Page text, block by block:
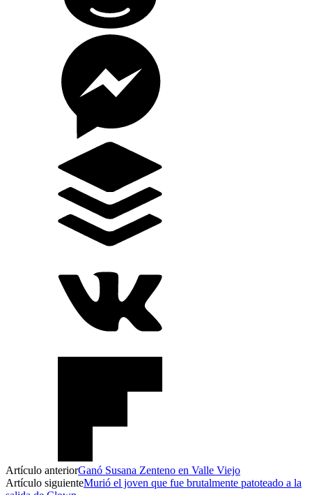
Artículo anteriorGanó Susana Zenteno en Valle Viejo
Artículo siguienteMurió el joven que fue brutalmente patoteado a la